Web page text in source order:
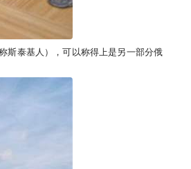
斯泰基人），可以称得上是另一部分俄